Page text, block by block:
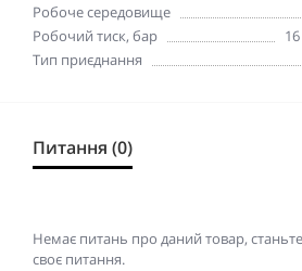
Робоче середовище
Робочий тиск, бар
Тип приєднання
Питання (0)
Немає питань про даний товар,
своє питання.